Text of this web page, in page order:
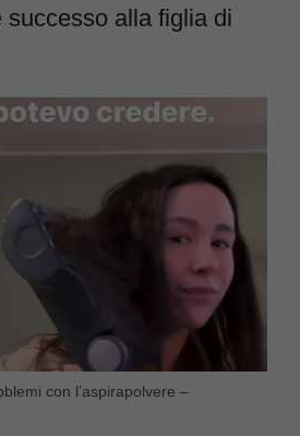
successo alla figlia di
con l’aspirapolvere –